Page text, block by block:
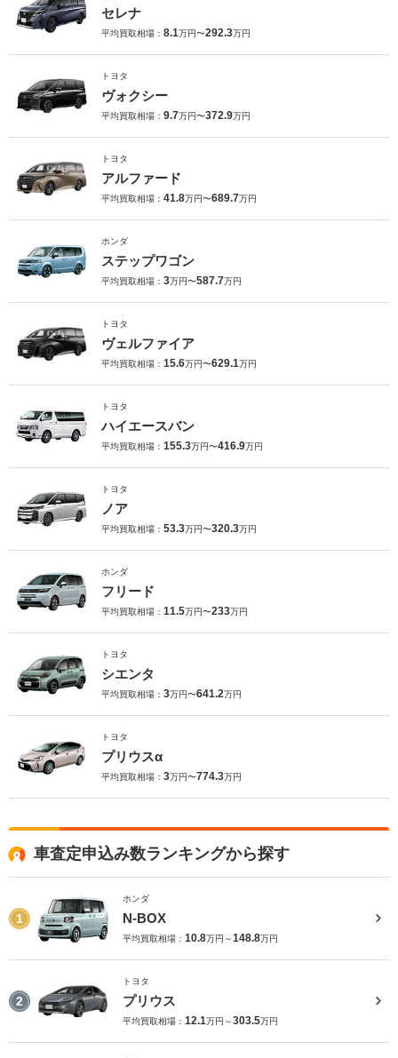
セレナ
平均買取相場： 8.1万円〜292.3万円
トヨタ
ヴォクシー
平均買取相場： 9.7万円〜372.9万円
トヨタ
アルファード
平均買取相場： 41.8万円〜689.7万円
ホンダ
ステップワゴン
平均買取相場： 3万円〜587.7万円
トヨタ
ヴェルファイア
平均買取相場： 15.6万円〜629.1万円
トヨタ
ハイエースバン
平均買取相場： 155.3万円〜416.9万円
トヨタ
ノア
平均買取相場： 53.3万円〜320.3万円
ホンダ
フリード
平均買取相場： 11.5万円〜233万円
トヨタ
シエンタ
平均買取相場： 3万円〜641.2万円
トヨタ
プリウスα
平均買取相場： 3万円〜774.3万円
車査定申込み数ランキングから探す
1
ホンダ
N-BOX
平均買取相場： 10.8万円～148.8万円
2
トヨタ
プリウス
平均買取相場： 12.1万円～303.5万円